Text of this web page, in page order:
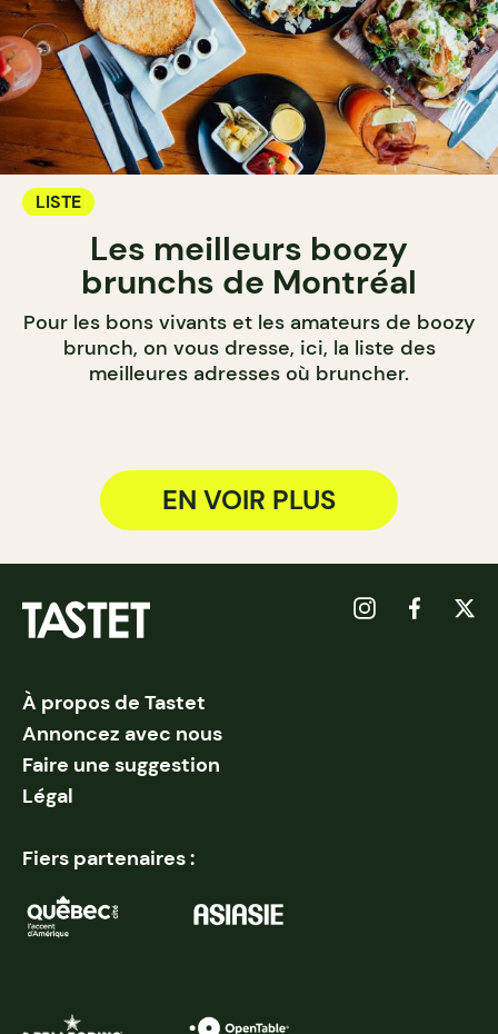
LISTE
Les meilleurs boozy
brunchs de Montréal
Pour les bons vivants et les amateurs de boozy
brunch, on vous dresse, ici, la liste des
meilleures adresses où bruncher.
EN VOIR PLUS
À propos de Tastet
Annoncez avec nous
Faire une suggestion
Légal
Fiers partenaires :